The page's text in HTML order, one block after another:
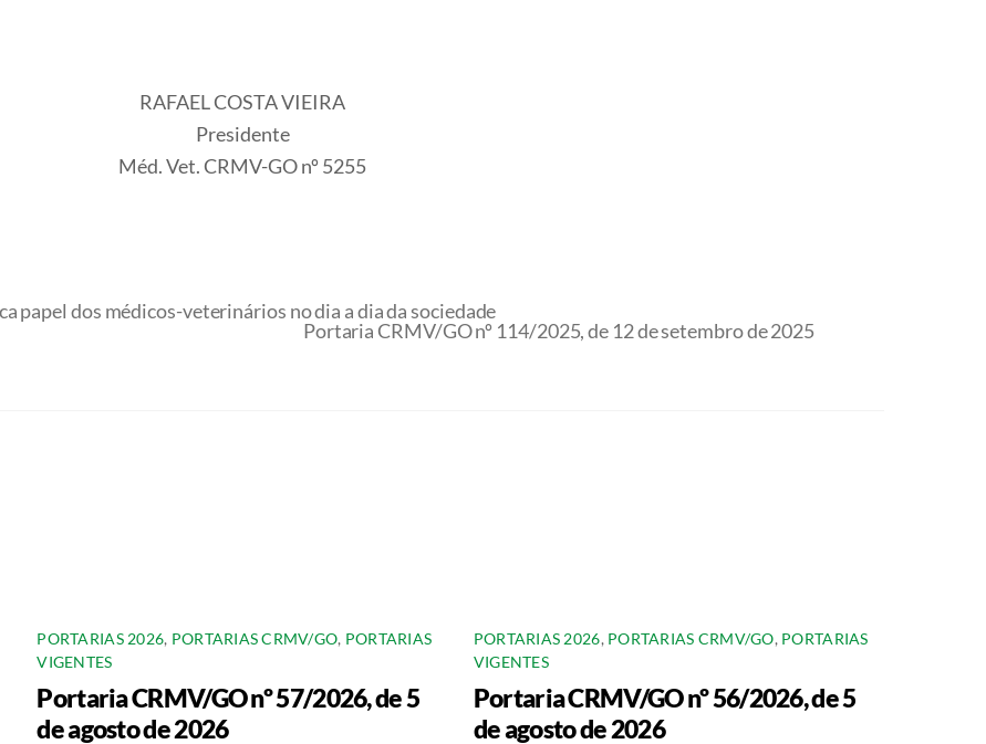
RAFAEL COSTA VIEIRA
Presidente
Méd. Vet. CRMV-GO nº 5255
papel dos médicos-veterinários no dia a dia da sociedade
Portaria CRMV/GO nº 114/2025, de 12 de setembro de 2025
PORTARIAS 2026, PORTARIAS CRMV/GO, PORTARIAS
VIGENTES
Portaria CRMV/GO nº 57/2026, de 5
de agosto de 2026
PORTARIAS 2026, PORTARIAS CRMV/GO, PORTARIAS
VIGENTES
Portaria CRMV/GO nº 56/2026, de 5
de agosto de 2026